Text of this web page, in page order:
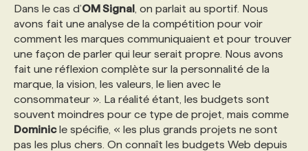
Dans le cas d’OM Signal , on parlait au sportif. Nous
avons fait une analyse de la compétition pour voir
comment les marques communiquaient et pour trouver
une façon de parler qui leur serait propre. Nous avons
fait une réflexion complète sur la personnalité de la
marque, la vision, les valeurs, le lien avec le
consommateur ». La réalité étant, les budgets sont
souvent moindres pour ce type de projet, mais comme
Dominicle spécifie, « les plus grands projets ne sont
pas les plus chers. On connaît les budgets Web depuis